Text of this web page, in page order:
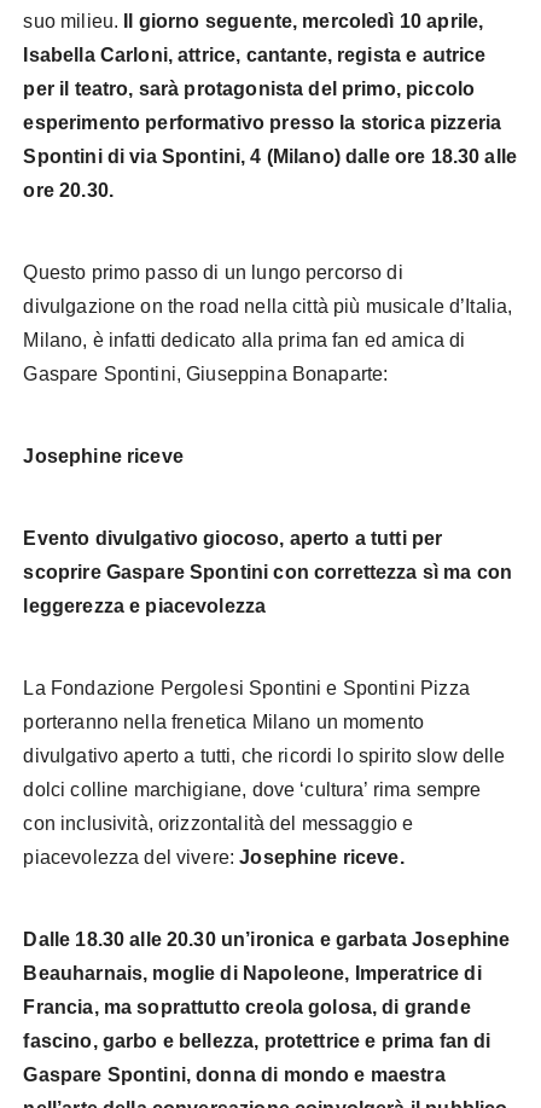
suo milieu.
Il giorno seguente, mercoledì 10 aprile,
Isabella Carloni, attrice, cantante, regista e autrice
per il teatro, sarà protagonista del primo, piccolo
esperimento performativo presso la storica pizzeria
Spontini di via Spontini, 4 (Milano) dalle ore 18.30 alle
ore 20.30.
Questo primo passo di un lungo percorso di
divulgazione on the road nella città più musicale d’Italia,
Milano, è infatti dedicato alla prima fan ed amica di
Gaspare Spontini, Giuseppina Bonaparte:
Josephine riceve
Evento divulgativo giocoso, aperto a tutti per
scoprire Gaspare Spontini con correttezza sì ma con
leggerezza e piacevolezza
La Fondazione Pergolesi Spontini e Spontini Pizza
porteranno nella frenetica Milano un momento
divulgativo aperto a tutti, che ricordi lo spirito slow delle
dolci colline marchigiane, dove ‘cultura’ rima sempre
con inclusività, orizzontalità del messaggio e
piacevolezza del vivere:Josephine riceve.
Dalle 18.30 alle 20.30 un’ironica e garbata Josephine
Beauharnais, moglie di Napoleone, Imperatrice di
Francia, ma soprattutto creola golosa, di grande
fascino, garbo e bellezza, protettrice e prima fan di
Gaspare Spontini, donna di mondo e maestra